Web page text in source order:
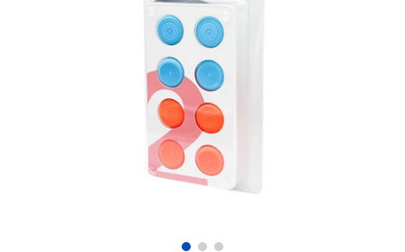
娃娃, 芭比,收藏公仔
遊戲及拼圖系列
Pokemon寶可夢